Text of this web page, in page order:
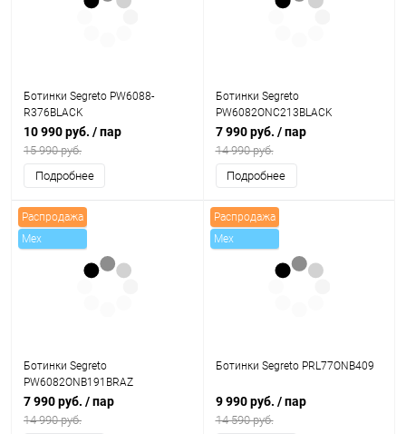
Ботинки Segreto PW6088-
R376BLACK
10 990 руб. / пар
15 990 руб.
Подробнее
Ботинки Segreto
PW6082ONC213BLACK
7 990 руб. / пар
14 990 руб.
Подробнее
Распродажа
Mex
Ботинки Segreto
PW6082ONB191BRAZ
7 990 руб. / пар
14 990 руб.
Распродажа
Mex
Ботинки Segreto PRL77ONB409
9 990 руб. / пар
14 590 руб.